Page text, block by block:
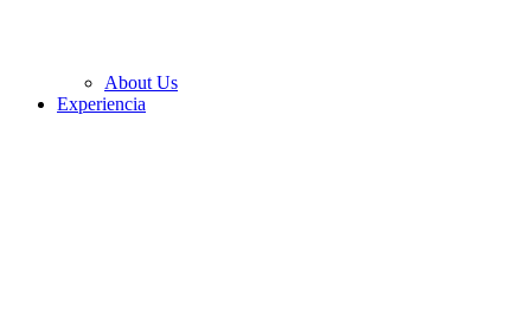
About Us
Experiencia